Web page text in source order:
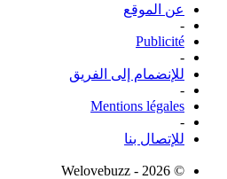
عن الموقع
-
Publicité
-
للإنضمام إلى الفريق
-
Mentions légales
-
للإتصال بنا
© Welovebuzz - 2026